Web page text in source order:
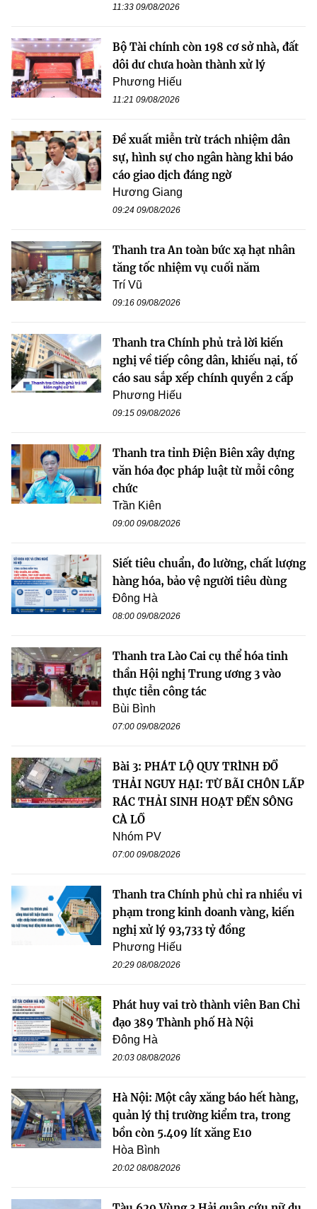
11:33 09/08/2026
Bộ Tài chính còn 198 cơ sở nhà, đất
dôi dư chưa hoàn thành xử lý
Phương Hiếu
11:21 09/08/2026
Đề xuất miễn trừ trách nhiệm dân
sự, hình sự cho ngân hàng khi báo
cáo giao dịch đáng ngờ
Hương Giang
09:24 09/08/2026
Thanh tra An toàn bức xạ hạt nhân
tăng tốc nhiệm vụ cuối năm
Trí Vũ
09:16 09/08/2026
Thanh tra Chính phủ trả lời kiến
nghị về tiếp công dân, khiếu nại, tố
cáo sau sắp xếp chính quyền 2 cấp
Phương Hiếu
09:15 09/08/2026
Thanh tra tỉnh Điện Biên xây dựng
văn hóa đọc pháp luật từ mỗi công
chức
Trần Kiên
09:00 09/08/2026
Siết tiêu chuẩn, đo lường, chất lượng
hàng hóa, bảo vệ người tiêu dùng
Đông Hà
08:00 09/08/2026
Thanh tra Lào Cai cụ thể hóa tinh
thần Hội nghị Trung ương 3 vào
thực tiễn công tác
Bùi Bình
07:00 09/08/2026
Bài 3: PHÁT LỘ QUY TRÌNH ĐỔ
THẢI NGUY HẠI: TỪ BÃI CHÔN LẤP
RÁC THẢI SINH HOẠT ĐẾN SÔNG
CÀ LỒ
Nhóm PV
07:00 09/08/2026
Thanh tra Chính phủ chỉ ra nhiều vi
phạm trong kinh doanh vàng, kiến
nghị xử lý 93,733 tỷ đồng
Phương Hiếu
20:29 08/08/2026
Phát huy vai trò thành viên Ban Chỉ
đạo 389 Thành phố Hà Nội
Đông Hà
20:03 08/08/2026
Hà Nội: Một cây xăng báo hết hàng,
quản lý thị trường kiểm tra, trong
bồn còn 5.409 lít xăng E10
Hòa Bình
20:02 08/08/2026